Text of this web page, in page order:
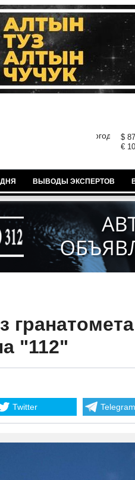
$
€
ВЫВОДЫ ЭКСПЕРТОВ
"112"
Twitter Telegram